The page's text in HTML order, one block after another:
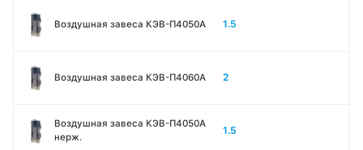
Воздушная завеса КЭВ-П4050A 1.5
Воздушная завеса КЭВ-П4060A 2
Воздушная завеса КЭВ-П4050A
нерж.
1.5